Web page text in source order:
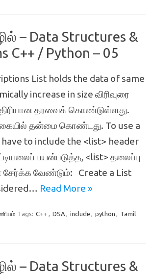
– Data Structures &
C++ / Python – 05
List holds the data of same
increase in size விரிவுரை
தரவைக் கொண்டுள்ளது.
தன்மை கொண்டது. To use a
have to include the <list> header
பயன்படுத்த, <list> தலைப்பு
வேண்டும்: Create a List
Read More »
Tags: C++ , DSA , include , python , Tamil
– Data Structures &